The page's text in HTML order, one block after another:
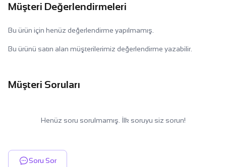
Müşteri Değerlendirmeleri
Bu ürün için henüz değerlendirme yapılmamış.
Bu ürünü satın alan müşterilerimiz değerlendirme yazabilir.
Müşteri Soruları
Henüz soru sorulmamış. İlk soruyu siz sorun!
Soru Sor